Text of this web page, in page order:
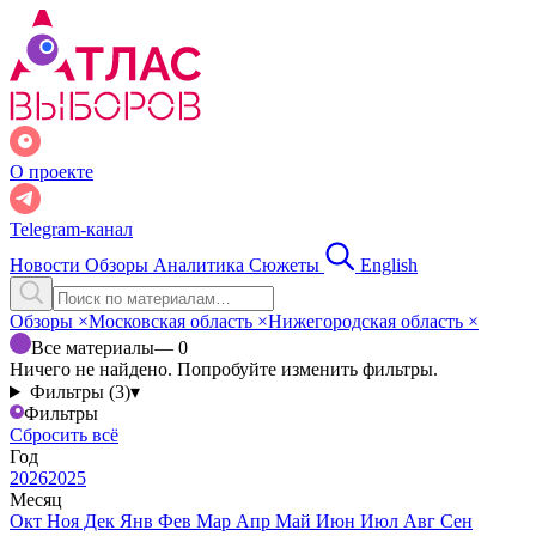
О проекте
Telegram-канал
Новости Обзоры Аналитика Сюжеты English
Обзоры ×Московская область ×Нижегородская область ×
Все материалы— 0
Ничего не найдено. Попробуйте изменить фильтры.
Фильтры (3)▾
Фильтры
Сбросить всё
Год
20262025
Месяц
Окт Ноя Дек Янв Фев Мар Апр Май Июн Июл Авг Сен